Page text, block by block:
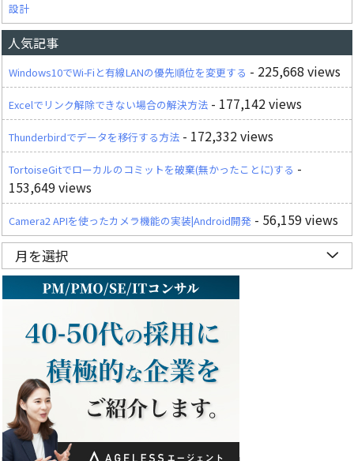
設計
人気記事
Windows10でWi-Fiと有線LANの優先順位を変更する - 225,668 views
Excelでリンク解除できない場合の解決方法 - 177,142 views
Thunderbirdでデータを移行する方法 - 172,332 views
TortoiseGitでローカルのコミットを破棄(無かったことに)する -
153,649 views
Camera2 APIを使ったカメラ機能の実装|Android開発 - 56,159 views
月を選択